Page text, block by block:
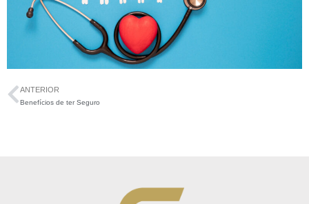
ANTERIOR
Benefícios de ter Seguro